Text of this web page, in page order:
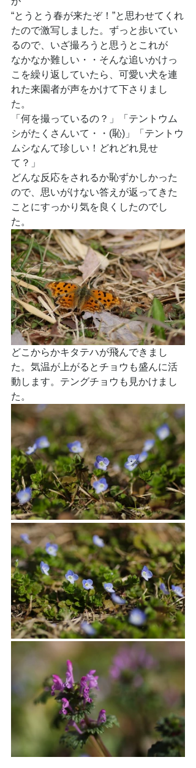
“とうとう春が来たぞ！”と思わせてくれ
たので激写しました。ずっと歩いてい
るので、いざ撮ろうと思うとこれが
なかなか難しい・・そんな追いかけっ
こを繰り返していたら、可愛い犬を連
れた来園者が声をかけて下さりまし
た。
「何を撮っているの？」「テントウム
シがたくさんいて・・(恥)」「テントウ
ムシなんて珍しい！どれどれ見せ
て？」
どんな反応をされるか恥ずかしかった
ので、思いがけない答えが返ってきた
ことにすっかり気を良くしたのでし
た。
どこからかキタテハが飛んできまし
た。気温が上がるとチョウも盛んに活
動します。テングチョウも見かけまし
た。